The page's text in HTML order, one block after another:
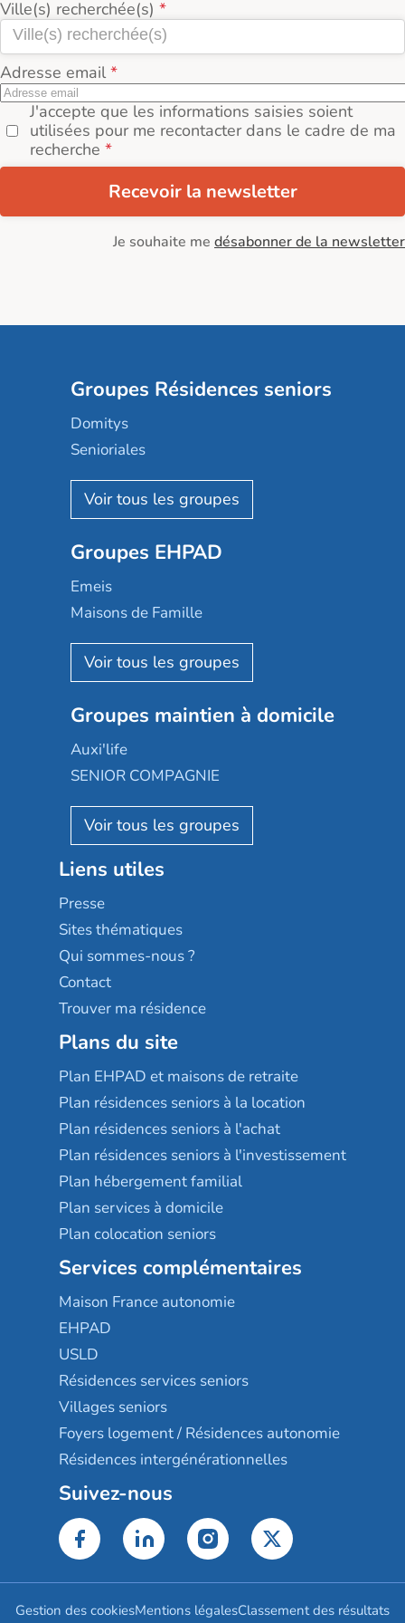
Ville(s) recherchée(s)
Adresse email
J'accepte que les informations saisies soient
utilisées pour me recontacter dans le cadre de ma
recherche
Recevoir la newsletter
Je souhaite me désabonner de la newsletter
Groupes Résidences seniors
Domitys
Senioriales
Nohée
Les Résidentiels
Mobicap
Domusvi
Happy Senior
Aquarelia
Nexity edenea
Les jardins d'Arcadie
Occitalia
Appartseniors
Reseda
Stella management
Les villages d'or
Sérénys
Résidences services Villa Médicis
Groupes EHPAD
Emeis
Maisons de Famille
Korian
Emera
Groupe SOS
Le Noble Âge
Almage
Résidalya
Groupe aplus
Groupes maintien à domicile
Auxi'life
SENIOR COMPAGNIE
AGE D'OR Services
Liens utiles
Presse
Sites thématiques
Qui sommes-nous ?
Contact
Trouver ma résidence
Plans du site
Plan EHPAD et maisons de retraite
Plan résidences seniors à la location
Plan résidences seniors à l'achat
Plan résidences seniors à l'investissement
Plan hébergement familial
Plan services à domicile
Plan colocation seniors
Services complémentaires
Maison France autonomie
EHPAD
USLD
Résidences services seniors
Villages seniors
Foyers logement / Résidences autonomie
Résidences intergénérationnelles
Suivez-nous
Gestion des cookiesMentions légalesClassement des résultats